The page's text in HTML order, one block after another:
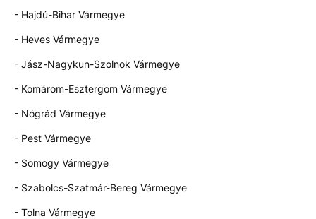
- Hajdú-Bihar Vármegye
- Heves Vármegye
- Jász-Nagykun-Szolnok Vármegye
- Komárom-Esztergom Vármegye
- Nógrád Vármegye
- Pest Vármegye
- Somogy Vármegye
- Szabolcs-Szatmár-Bereg Vármegye
- Tolna Vármegye